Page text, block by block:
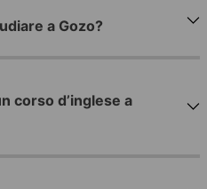
a Gozo?
corso d’inglese a